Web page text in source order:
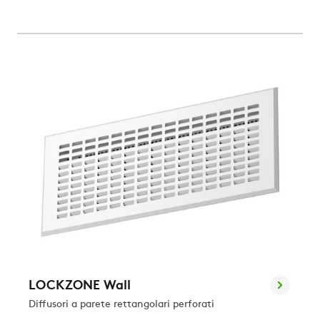
LOCKZONE Wall
Diffusori a parete rettangolari perforati